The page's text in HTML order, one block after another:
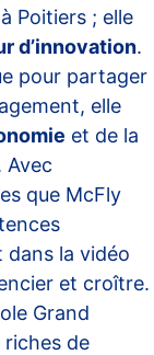
Poitiers ; elle
d’innovation.
pour partager
elle
et de la
Avec
que McFly
dans la vidéo
et croître.
Grand
riches de